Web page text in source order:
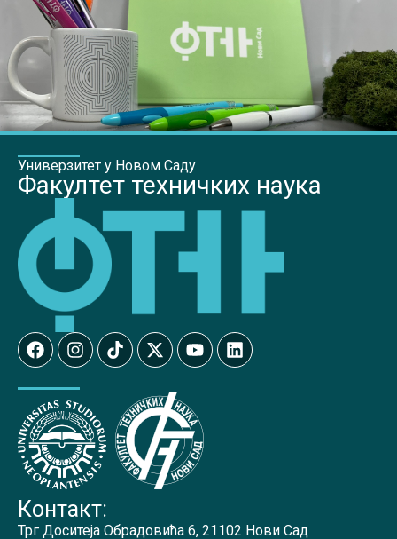
Универзитет у Новом Саду
Факултет техничких наука
Контакт:
Трг Доситеја Обрадовића 6, 21102 Нови Сад